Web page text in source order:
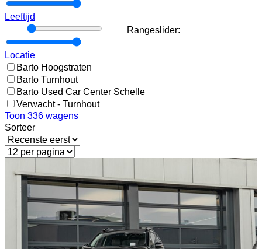
Leeftijd
Rangeslider:
Rangeslider:
Locatie
Barto Hoogstraten
Barto Turnhout
Barto Used Car Center Schelle
Verwacht - Turnhout
Toon 336 wagens
Sorteer